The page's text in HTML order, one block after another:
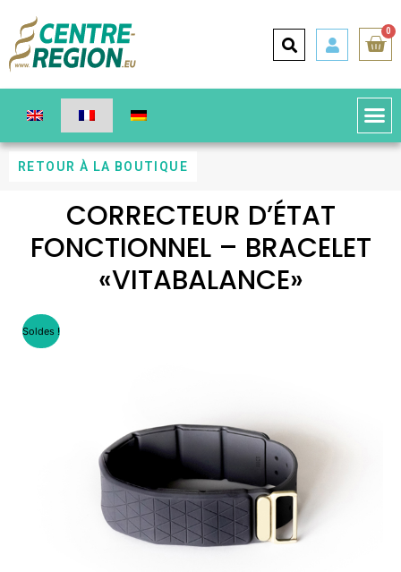
0
RETOUR À LA BOUTIQUE
CORRECTEUR D’ÉTAT
FONCTIONNEL – BRACELET
«VITABALANCE»
Soldes !